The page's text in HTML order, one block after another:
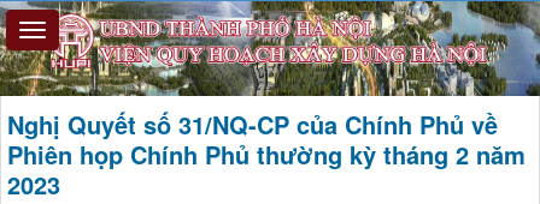
Nghị Quyết số 31/NQ-CP của Chính Phủ về
Phiên họp Chính Phủ thường kỳ tháng 2 năm
2023